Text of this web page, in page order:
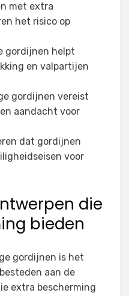
met extra
het risico op
gordijnen helpt
en valpartijen
gordijnen vereist
aandacht voor
dat gordijnen
voor
die
bieden
gordijnen is het
aan de
extra bescherming